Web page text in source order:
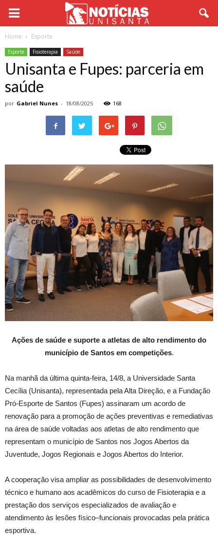
Home Esporte
Esporte Fisioterapia Saúde
Unisanta e Fupes: parceria em
saúde
por Gabriel Nunes - 18/08/2025 168
Ações de saúde e suporte a atletas de alto rendimento do
município de Santos em competições.
Na manhã da última quinta-feira, 14/8, a Universidade Santa
Cecília (Unisanta), representada pela Alta Direção, e a Fundação
Pró-Esporte de Santos (Fupes) assinaram um acordo de
renovação para a promoção de ações preventivas e remediativas
na área de saúde voltadas aos atletas de alto rendimento que
representam o município de Santos nos Jogos Abertos da
Juventude, Jogos Regionais e Jogos Abertos do Interior.
A cooperação visa ampliar as possibilidades de desenvolvimento
técnico e humano aos acadêmicos do curso de Fisioterapia e a
prestação dos serviços especializados de avaliação e
atendimento às lesões físico–funcionais provocadas pela prática
esportiva.